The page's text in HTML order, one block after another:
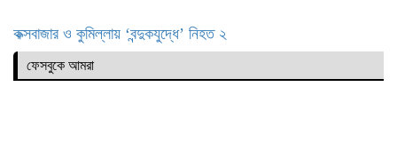
কক্সবাজার ও কুমিল্লায় ‘বন্দুকযুদ্ধে’ নিহত ২
ফেসবুকে আমরা